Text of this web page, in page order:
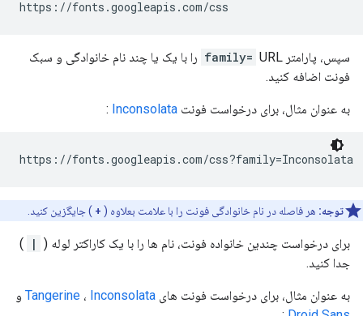
سپس، پارامتر family= URL را با یک یا چند نام خانوادگی و سبک
فونت اضافه کنید.
به عنوان مثال، برای درخواست فونت Inconsolata
:
توجه: هر فاصله در نام خانوادگی فونت را با علامت بعلاوه ( + ) جایگزین کنید.
برای درخواست چندین خانواده فونت، نام ها را با یک کاراکتر لوله ( |
)
جدا کنید.
به عنوان مثال، برای درخواست فونت های Tangerine ، Inconsolata
و